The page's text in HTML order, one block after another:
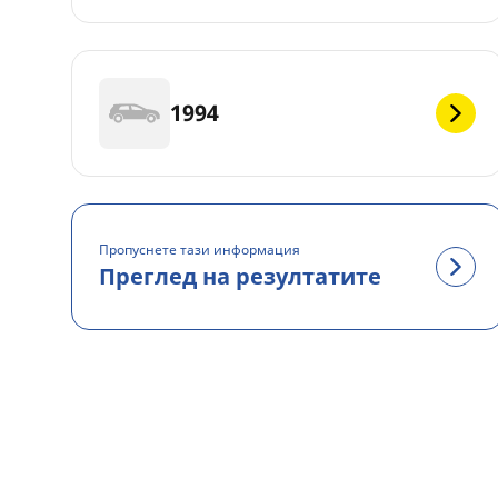
1994
Пропуснете тази информация
Преглед на резултатите